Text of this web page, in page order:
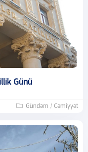
Günü
Gündəm / Cəmiyyət